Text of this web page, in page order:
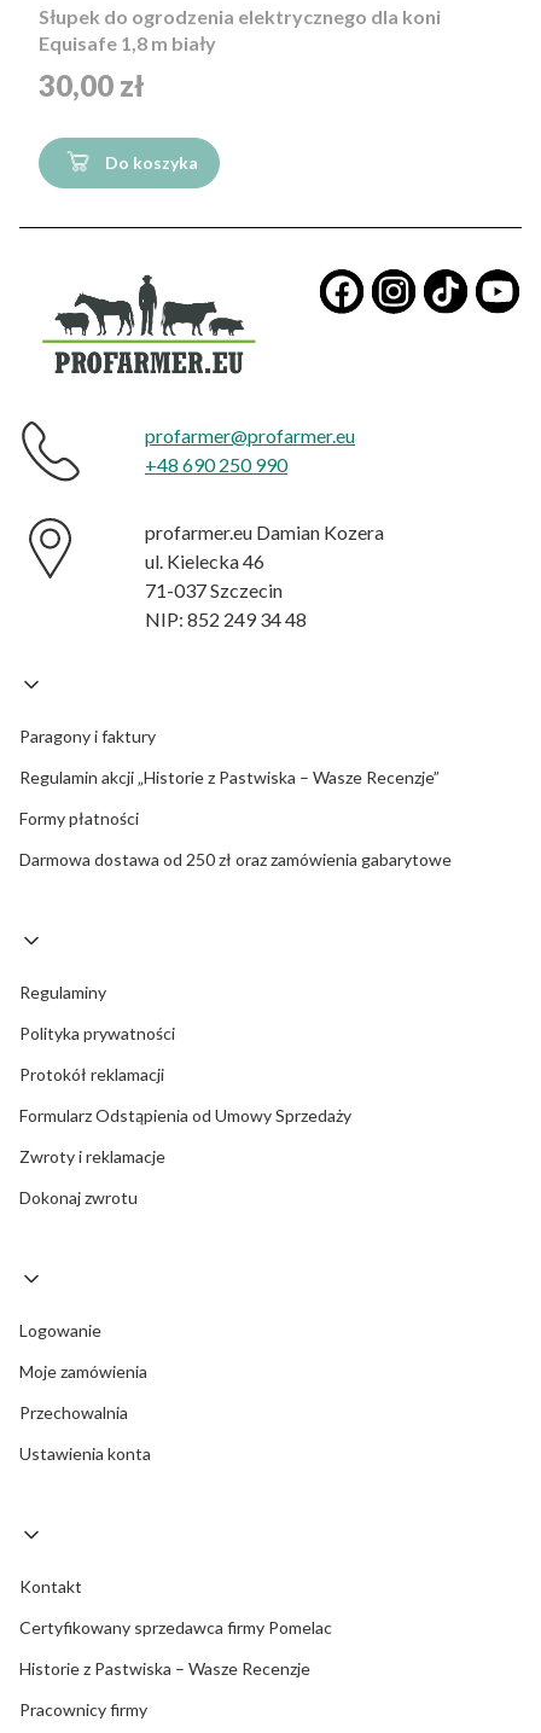
Słupek do ogrodzenia elektrycznego dla koni
Equisafe 1,8 m biały
Cena
30,00 zł
Do koszyka
profarmer@profarmer.eu
+48 690 250 990
profarmer.eu Damian Kozera
ul. Kielecka 46
71-037 Szczecin
NIP: 852 249 34 48
Paragony i faktury
Regulamin akcji „Historie z Pastwiska – Wasze Recenzje”
Formy płatności
Darmowa dostawa od 250 zł oraz zamówienia gabarytowe
Regulaminy
Polityka prywatności
Protokół reklamacji
Formularz Odstąpienia od Umowy Sprzedaży
Zwroty i reklamacje
Dokonaj zwrotu
Logowanie
Moje zamówienia
Przechowalnia
Ustawienia konta
Kontakt
Certyfikowany sprzedawca firmy Pomelac
Historie z Pastwiska – Wasze Recenzje
Pracownicy firmy